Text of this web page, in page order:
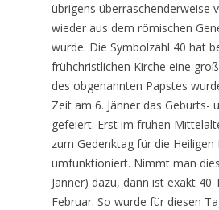
übrigens überraschenderweise
wieder aus dem römischen
wurde. Die Symbolzahl 40 hat
frühchristlichen Kirche eine
des obgenannten Papstes
Zeit am 6. Jänner das Geburts-
gefeiert. Erst im frühen
zum Gedenktag für die Heiligen
umfunktioniert. Nimmt man
Jänner) dazu, dann ist exakt 40
Februar. So wurde für diesen